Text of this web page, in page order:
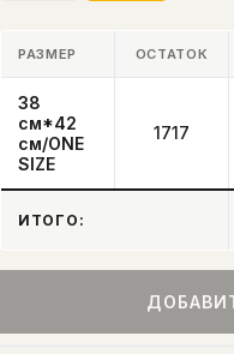
РАЗМЕР ОСТАТОК
38
см*42
см/ONE
SIZE
1717
ИТОГО: